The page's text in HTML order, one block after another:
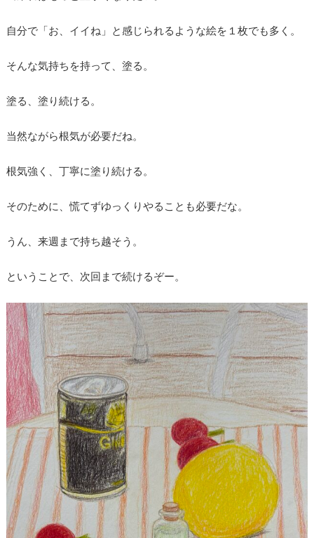
自分で「お、イイね」と感じられるような絵を１枚でも多く。
そんな気持ちを持って、塗る。
塗る、塗り続ける。
当然ながら根気が必要だね。
根気強く、丁寧に塗り続ける。
そのために、慌てずゆっくりやることも必要だな。
うん、来週まで持ち越そう。
ということで、次回まで続けるぞー。